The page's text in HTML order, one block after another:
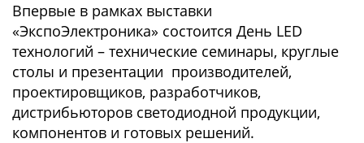
Впервые в рамках выставки
«ЭкспоЭлектроника» состоится День LED
технологий – технические семинары, круглые
столы и презентации производителей,
проектировщиков, разработчиков,
дистрибьюторов светодиодной продукции,
компонентов и готовых решений.